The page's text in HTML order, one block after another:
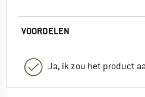
VOORDELEN
Ja, ik zou het product